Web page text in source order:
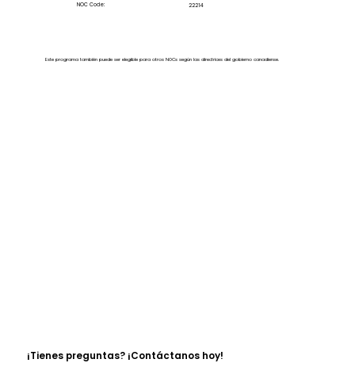
NOC Code: 22214
Este programa también puede ser elegible para otros NOCs según las directrices del gobierno canadiense.
¡Tienes preguntas? ¡Contáctanos hoy!